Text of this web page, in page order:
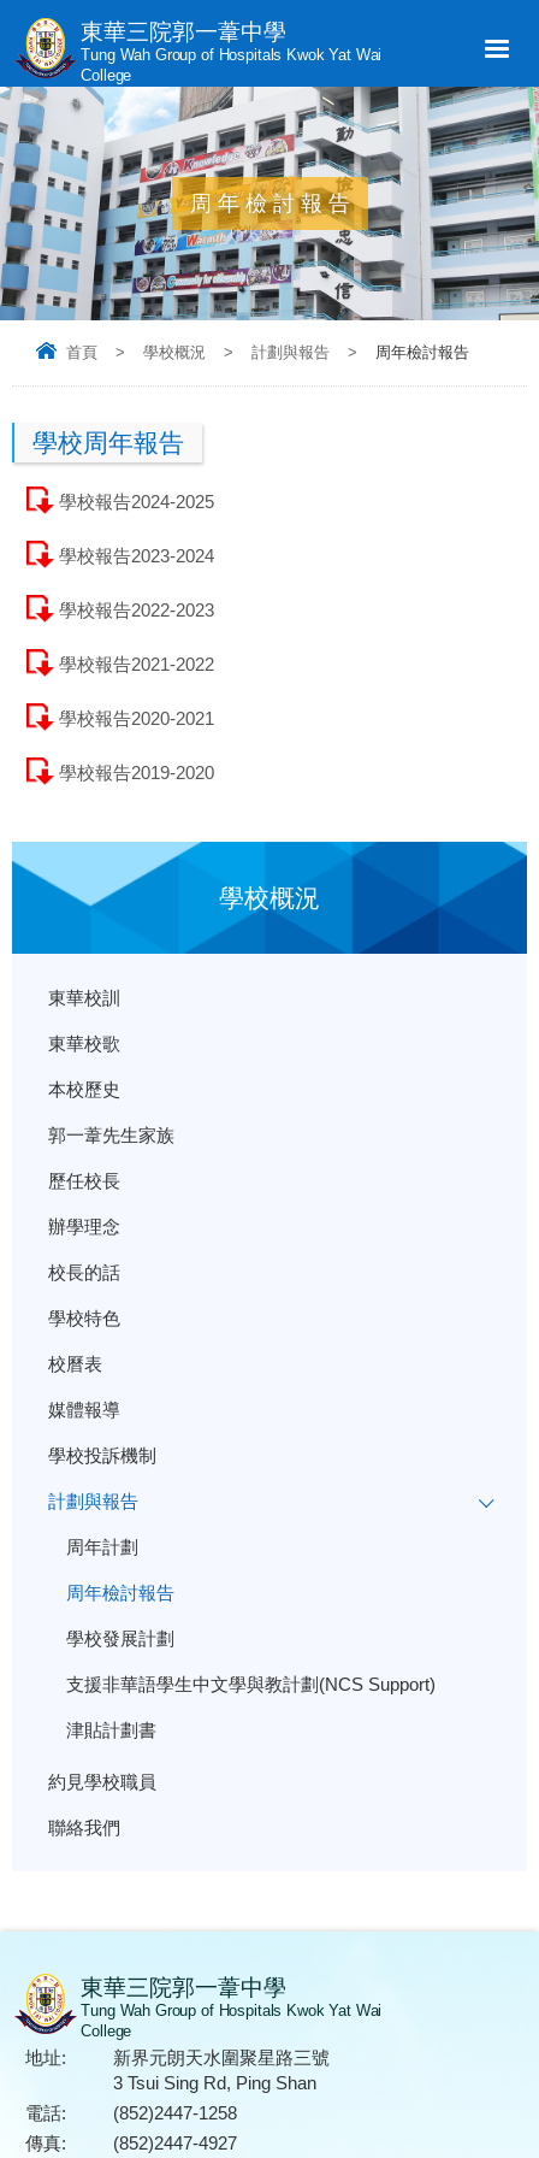
東華三院郭一葦中學
Tung Wah Group of Hospitals Kwok Yat Wai
College
周年檢討報告
首頁 > 學校概況 > 計劃與報告 > 周年檢討報告
學校周年報告
學校報告2024-2025
學校報告2023-2024
學校報告2022-2023
學校報告2021-2022
學校報告2020-2021
學校報告2019-2020
學校概況
東華校訓
東華校歌
本校歷史
郭一葦先生家族
歷任校長
辦學理念
校長的話
學校特色
校曆表
媒體報導
學校投訴機制
計劃與報告
周年計劃
周年檢討報告
學校發展計劃
支援非華語學生中文學與教計劃(NCS Support)
津貼計劃書
約見學校職員
聯絡我們
東華三院郭一葦中學
Tung Wah Group of Hospitals Kwok Yat Wai
College
地址:
新界元朗天水圍聚星路三號
3 Tsui Sing Rd, Ping Shan
電話:
(852)2447-1258
傳真:
(852)2447-4927